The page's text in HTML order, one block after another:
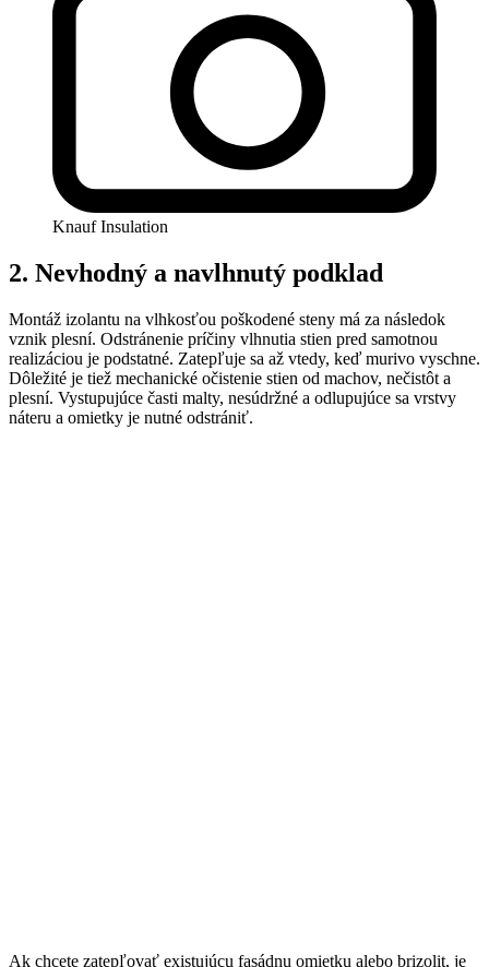
Knauf Insulation
2. Nevhodný a navlhnutý podklad
Montáž izolantu na vlhkosťou poškodené steny má za následok
vznik plesní. Odstránenie príčiny vlhnutia stien pred samotnou
realizáciou je podstatné. Zatepľuje sa až vtedy, keď murivo vyschne.
Dôležité je tiež mechanické očistenie stien od machov, nečistôt a
plesní. Vystupujúce časti malty, nesúdržné a odlupujúce sa vrstvy
náteru a omietky je nutné odstrániť.
Ak chcete zatepľovať existujúcu fasádnu omietku alebo brizolit, je